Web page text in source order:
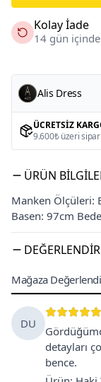
Kolay İade
14 gün
Alis Dress
ÜCRETSIZ
9.600₺ üzeri
ÜRÜN
Manken Ölçüleri:
Basen: 97cm
Mağaza
DU
detayları
bence.